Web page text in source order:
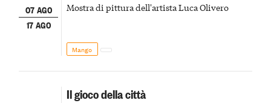
07 AGO
17 AGO
Mostra di pittura dell'artista Luca Olivero
Mango
Il gioco della città